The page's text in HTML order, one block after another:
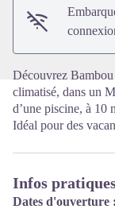
Découvrez
climatisé, dans un
d’une piscine, à 10
Idéal pour des
Infos
Dates d'ouverture :